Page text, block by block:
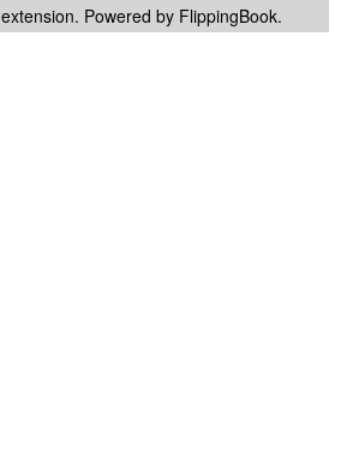
extension. Powered by FlippingBook.